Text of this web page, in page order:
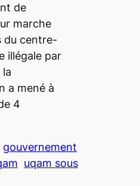
de
marche
du centre-
illégale par
a mené à
4
gouvernement
uqam sous